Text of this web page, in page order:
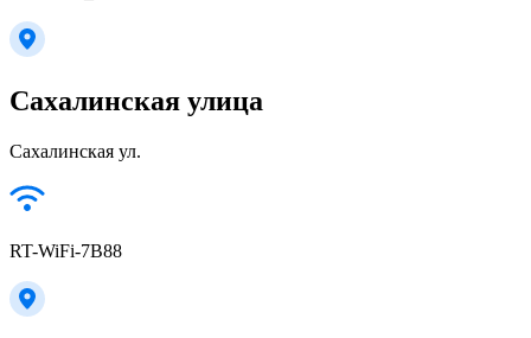
Сахалинская улица
Сахалинская ул.
RT-WiFi-7B88